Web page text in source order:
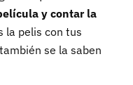
y contar la
la pelis con tus
se la saben